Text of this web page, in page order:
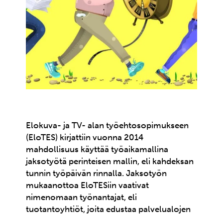
Elokuva- ja TV- alan työehtosopimukseen
(EloTES) kirjattiin vuonna 2014
mahdollisuus käyttää työaikamallina
jaksotyötä perinteisen mallin, eli kahdeksan
tunnin työpäivän rinnalla. Jaksotyön
mukaanottoa EloTESiin vaativat
nimenomaan työnantajat, eli
tuotantoyhtiöt, joita edustaa palvelualojen